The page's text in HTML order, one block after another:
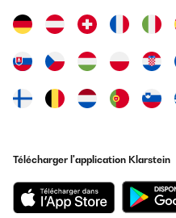
Télécharger l'application Klarstein